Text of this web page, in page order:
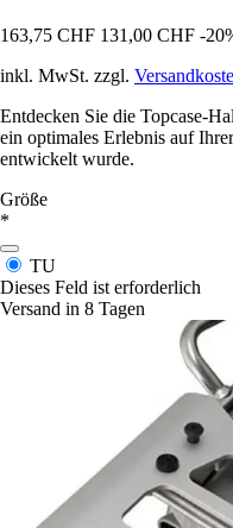
163,75 CHF 131,00 CHF -
inkl. MwSt. zzgl.
Entdecken Sie die Topcase-
ein optimales Erlebnis auf
entwickelt wurde.
Größe
*
TU
Dieses Feld ist erforderlich
Versand in 8 Tagen